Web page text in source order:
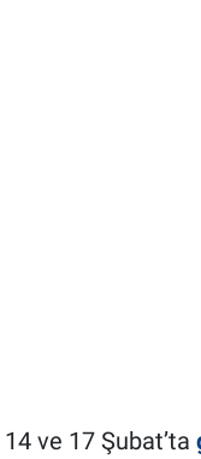
14 ve 17 Şubat’ta